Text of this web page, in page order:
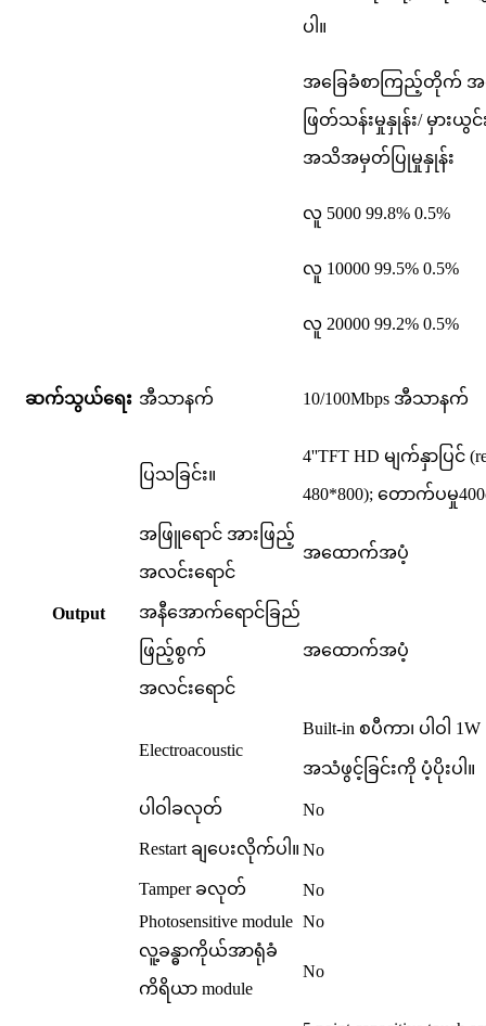
ပါ။
အခြေခံစာကြည့်တိုက် အ
ဖြတ်သန်းမှုနှုန်း/ မှားယွ
အသိအမှတ်ပြုမှုနှုန်း
လူ 5000 99.8% 0.5%
လူ 10000 99.5% 0.5%
လူ 20000 99.2% 0.5%
ဆက်သွယ်ရေး အီသာနက် 10/100Mbps အီသာနက်
Output
ပြသခြင်း။
4''TFT HD မျက်နှာပြင်
480*800); တောက်ပမှု
အဖြူရောင် အားဖြည့်
အလင်းရောင်
အထောက်အပံ့
အနီအောက်ရောင်ခြည်
ဖြည့်စွက်
အလင်းရောင်
အထောက်အပံ့
Electroacoustic
Built-in စပီကာ၊ ပါဝါ 1W
အသံဖွင့်ခြင်းကို ပံ့ပိုးပါ။
ပါဝါခလုတ် No
Restart ချပေးလိုက်ပါ။ No
Tamper ခလုတ်
No
Photosensitive module No
လူ့ခန္ဓာကိုယ်အာရုံခံ
ကိရိယာ module
No